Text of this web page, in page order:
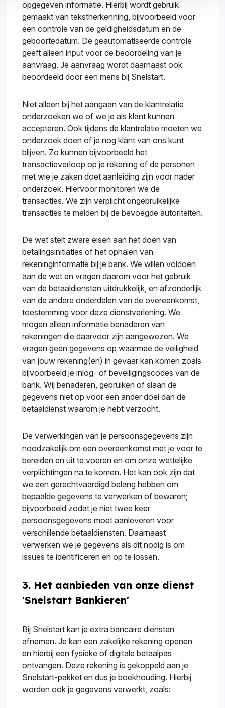
opgegeven informatie. Hierbij wordt gebruik
gemaakt van tekstherkenning, bijvoorbeeld voor
een controle van de geldigheidsdatum en de
geboortedatum. De geautomatiseerde controle
geeft alleen input voor de beoordeling van je
aanvraag. Je aanvraag wordt daarnaast ook
beoordeeld door een mens bij Snelstart.
Niet alleen bij het aangaan van de klantrelatie
onderzoeken we of we je als klant kunnen
accepteren. Ook tijdens de klantrelatie moeten we
onderzoek doen of je nog klant van ons kunt
blijven. Zo kunnen bijvoorbeeld het
transactieverloop op je rekening of de personen
met wie je zaken doet aanleiding zijn voor nader
onderzoek. Hiervoor monitoren we de
transacties. We zijn verplicht ongebruikelijke
transacties te melden bij de bevoegde autoriteiten.
De wet stelt zware eisen aan het doen van
betalingsinitiaties of het ophalen van
rekeninginformatie bij je bank. We willen voldoen
aan de wet en vragen daarom voor het gebruik
van de betaaldiensten uitdrukkelijk, en afzonderlijk
van de andere onderdelen van de overeenkomst,
toestemming voor deze dienstverlening. We
mogen alleen informatie benaderen van
rekeningen die daarvoor zijn aangewezen. We
vragen geen gegevens op waarmee de veiligheid
van jouw rekening(en) in gevaar kan komen zoals
bijvoorbeeld je inlog- of beveiligingscodes van de
bank. Wij benaderen, gebruiken of slaan de
gegevens niet op voor een ander doel dan de
betaaldienst waarom je hebt verzocht.
De verwerkingen van je persoonsgegevens zijn
noodzakelijk om een overeenkomst met je voor te
bereiden en uit te voeren en om onze wettelijke
verplichtingen na te komen. Het kan ook zijn dat
we een gerechtvaardigd belang hebben om
bepaalde gegevens te verwerken of bewaren;
bijvoorbeeld zodat je niet twee keer
persoonsgegevens moet aanleveren voor
verschillende betaaldiensten. Daarnaast
verwerken we je gegevens als dit nodig is om
issues te identificeren en op te lossen.
3. Het aanbieden van onze dienst
'Snelstart Bankieren'
Bij Snelstart kan je extra bancaire diensten
afnemen. Je kan een zakelijke rekening openen
en hierbij een fysieke of digitale betaalpas
ontvangen. Deze rekening is gekoppeld aan je
Snelstart-pakket en dus je boekhouding. Hierbij
worden ook je gegevens verwerkt, zoals: